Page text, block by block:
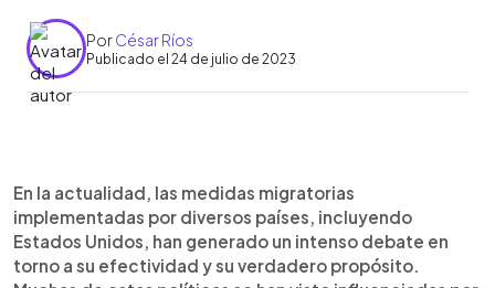
PorCésar Ríos
Publicado el 24 de julio de 2023
► Escuchar artículo
En la actualidad, las medidas migratorias
implementadas por diversos países, incluyendo
Estados Unidos, han generado un intenso debate en
torno a su efectividad y su verdadero propósito.